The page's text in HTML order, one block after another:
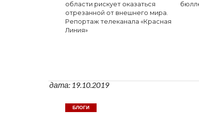
области рискует оказаться
отрезанной от внешнего мира.
Репортаж телеканала «Красная
Линия»
дата: 19.10.2019
БЛОГИ